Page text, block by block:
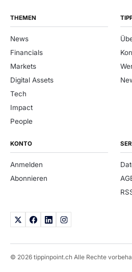
THEMEN
News
Financials
Markets
Digital Assets
Tech
Impact
People
KONTO
Anmelden
Abonnieren
© 2026 tippinpoint.ch Alle Rechte